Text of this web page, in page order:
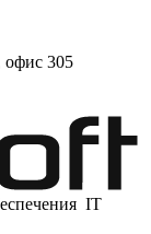
2, офис 305
IT